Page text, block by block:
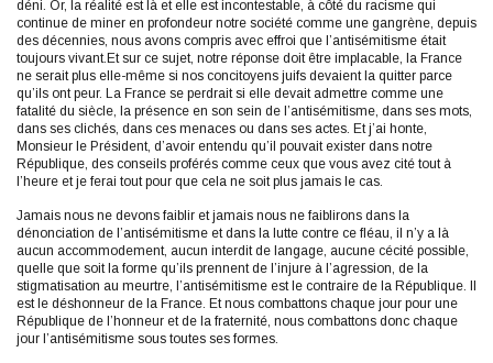
déni. Or, la réalité est là et elle est incontestable, à côté du racisme qui
continue de miner en profondeur notre société comme une gangrène, depuis
des décennies, nous avons compris avec effroi que l’antisémitisme était
toujours vivant.Et sur ce sujet, notre réponse doit être implacable, la France
ne serait plus elle-même si nos concitoyens juifs devaient la quitter parce
qu’ils ont peur. La France se perdrait si elle devait admettre comme une
fatalité du siècle, la présence en son sein de l’antisémitisme, dans ses mots,
dans ses clichés, dans ces menaces ou dans ses actes. Et j’ai honte,
Monsieur le Président, d’avoir entendu qu’il pouvait exister dans notre
République, des conseils proférés comme ceux que vous avez cité tout à
l’heure et je ferai tout pour que cela ne soit plus jamais le cas.
Jamais nous ne devons faiblir et jamais nous ne faiblirons dans la
dénonciation de l’antisémitisme et dans la lutte contre ce fléau, il n’y a là
aucun accommodement, aucun interdit de langage, aucune cécité possible,
quelle que soit la forme qu’ils prennent de l’injure à l’agression, de la
stigmatisation au meurtre, l’antisémitisme est le contraire de la République. Il
est le déshonneur de la France. Et nous combattons chaque jour pour une
République de l’honneur et de la fraternité, nous combattons donc chaque
jour l’antisémitisme sous toutes ses formes.